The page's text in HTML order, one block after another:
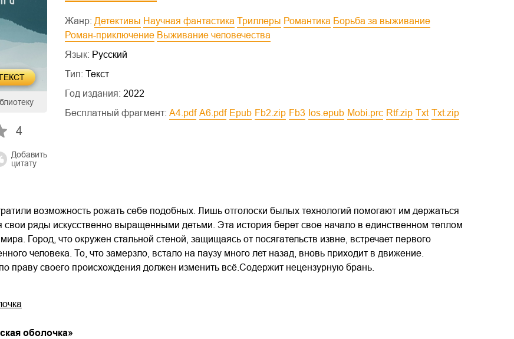
4
Добавить
цитату
Жанр: Детективы Научная фантастика Триллеры Романтика
Борьба за выживание
Роман-приключение
Выживание человечества
Язык: Русский
Тип: Текст
Год издания: 2022
Бесплатный фрагмент:
a4.pdf a6.pdf epub fb2.zip fb3 ios.epub mobi.prc rtf.zip txt txt.zip
возможность рожать себе подобных. Лишь отголоски былых технологий помогают им держаться
свои ряды искусственно выращенными детьми. Эта история берет свое начало в единственном теплом
Город, что окружен стальной стеной, защищаясь от посягательств извне, встречает первого
человека. То, что замерзло, встало на паузу много лет назад, вновь приходит в движение.
праву своего происхождения должен изменить всё.Содержит нецензурную брань.
оболочка»